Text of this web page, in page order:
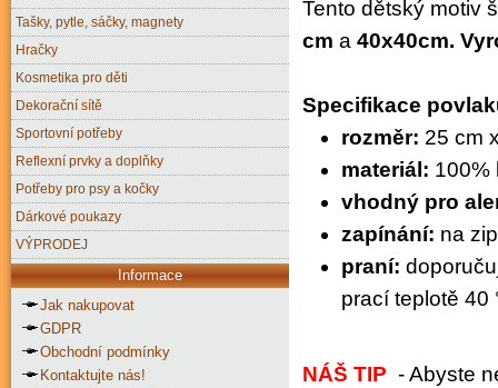
Tento dětský motiv
cm a 40x40cm.
Specifikace
rozměr: 25 cm
materiál: 100%
vhodný pro
zapínání: na zip
praní:
prací teplotě 40
NÁŠ TIP - Abyste
Tašky, pytle, sáčky, magnety
Hračky
Kosmetika pro děti
Dekorační sítě
Sportovní potřeby
Reflexní prvky a doplňky
Potřeby pro psy a kočky
Dárkové poukazy
VÝPRODEJ
Informace
Jak nakupovat
GDPR
Obchodní podmínky
Kontaktujte nás!